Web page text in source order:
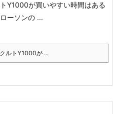
Y1000が買いやすい時間はある
ーソンの ...
ルトY1000が ...